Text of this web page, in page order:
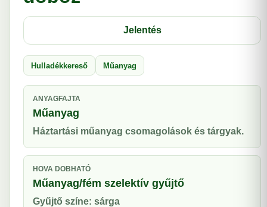
Jelentés
Hulladékkereső Műanyag
ANYAGFAJTA
Műanyag
Háztartási műanyag csomagolások és tárgyak.
HOVA DOBHATÓ
Műanyag/fém szelektív gyűjtő
Gyűjtő színe: sárga